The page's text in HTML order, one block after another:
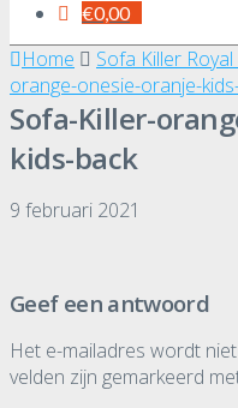
€0,00
Home Sofa Killer
orange-onesie-oranje-
Sofa-Killer-
kids-back
9 februari 2021
Geef een antwoord
Het e-mailadres wordt
velden zijn gemarkeerd